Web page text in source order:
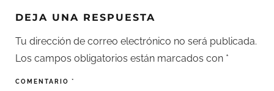
DEJA UNA RESPUESTA
Tu dirección de correo electrónico no será publicada.
Los campos obligatorios están marcados con *
COMENTARIO *